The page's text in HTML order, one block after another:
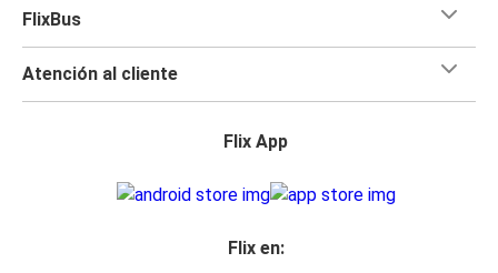
FlixBus
Atención al cliente
Flix App
Flix en: